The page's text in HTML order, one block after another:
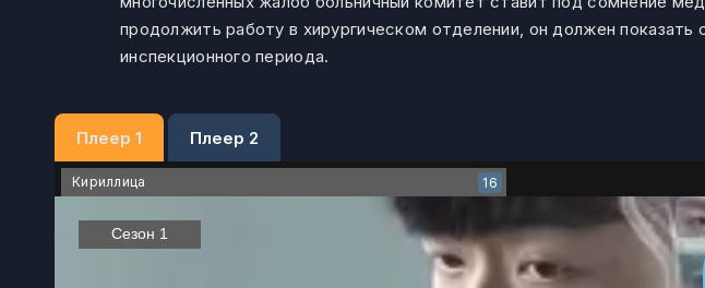
продолжить работу в хирургическом отделении, он должен
инспекционного периода.
Плеер 1 Плеер 2
Кириллица 16